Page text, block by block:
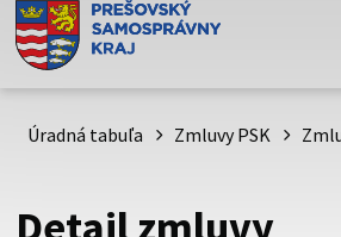
Doména psk.sk je oficiálna
Toto je oficiálna webová stránka
psk.sk.
Úradná tabuľa Zmluvy PSK